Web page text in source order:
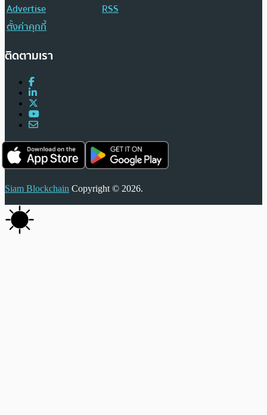
Advertise
RSS
ตั้งค่าคุกกี้
ติดตามเรา
Siam Blockchain Copyright © 2026.